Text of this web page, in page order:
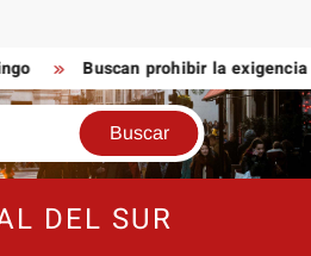
Buscan prohibir la exigencia
DEL SUR